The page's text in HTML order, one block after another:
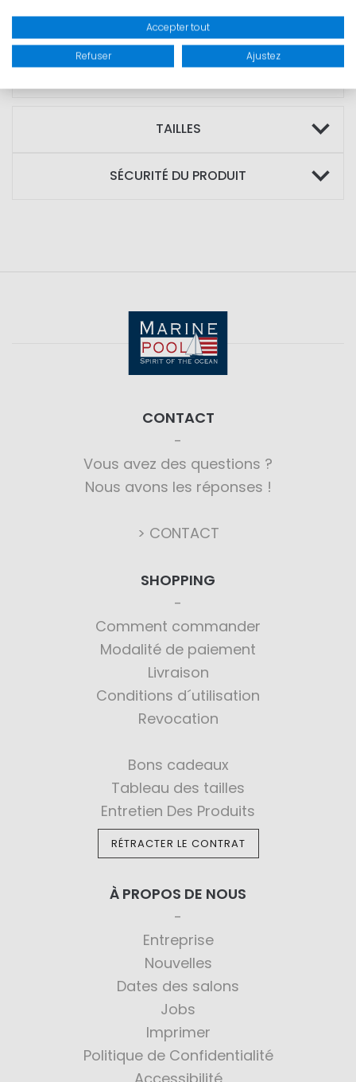
up ajustable
MATIÈRE : 100% coton
TAILLES
SÉCURITÉ DU PRODUIT
CONTACT
Vous avez des questions ?
Nous avons les réponses !
> CONTACT
SHOPPING
Comment commander
Modalité de paiement
Livraison
Conditions d´utilisation
Revocation
Bons cadeaux
Tableau des tailles
Entretien Des Produits
RÉTRACTER LE CONTRAT
À PROPOS DE NOUS
Entreprise
Nouvelles
Dates des salons
Jobs
Imprimer
Politique de Confidentialité
Accepter tout
Refuser Ajustez